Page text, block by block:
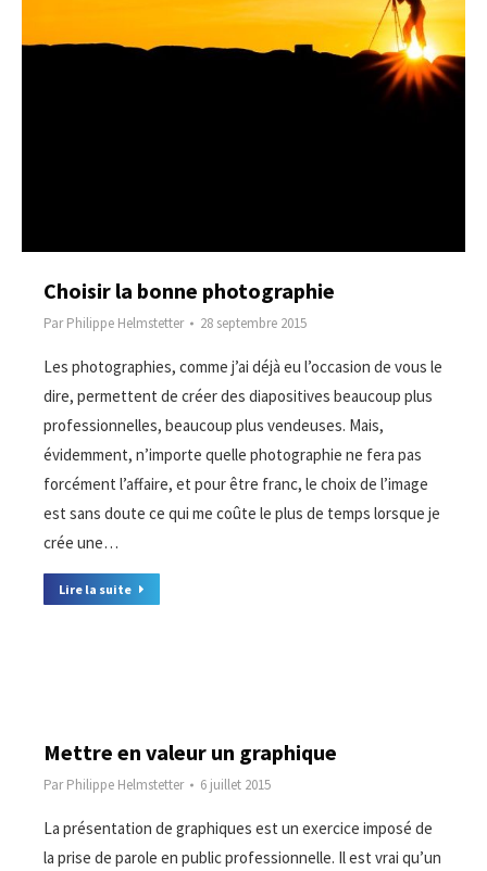
Choisir la bonne photographie
ParPhilippe Helmstetter 28 septembre 2015
Les photographies, comme j’ai déjà eu l’occasion de vous le
dire, permettent de créer des diapositives beaucoup plus
professionnelles, beaucoup plus vendeuses. Mais,
évidemment, n’importe quelle photographie ne fera pas
forcément l’affaire, et pour être franc, le choix de l’image
est sans doute ce qui me coûte le plus de temps lorsque je
crée une…
Lire la suite
Mettre en valeur un graphique
ParPhilippe Helmstetter 6 juillet 2015
La présentation de graphiques est un exercice imposé de
la prise de parole en public professionnelle. Il est vrai qu’un